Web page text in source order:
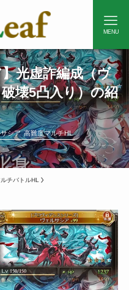
MENU
光虚詐編成（ヴ
壊5凸入り）の紹
シア 高難度マルチHL
チバトルHL